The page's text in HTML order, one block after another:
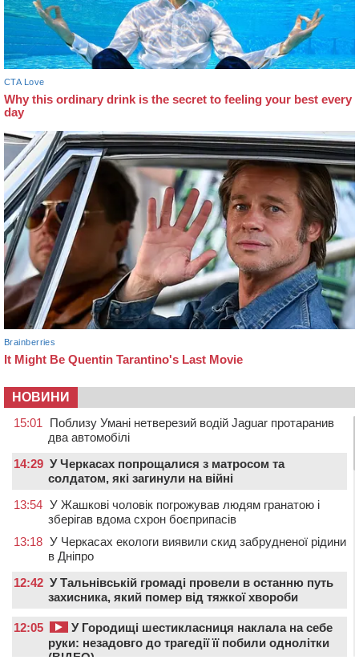
НОВИНИ
15:01
Поблизу Умані нетверезий водій Jaguar протаранив
два автомобілі
14:29 У Черкасах попрощалися з матросом та
солдатом, які загинули на війні
13:54 У Жашкові чоловік погрожував людям гранатою і
зберігав вдома схрон боєприпасів
13:18 У Черкасах екологи виявили скид забрудненої рідини
в Дніпро
12:42 У Тальнівській громаді провели в останню путь
захисника, який помер від тяжкої хвороби
12:05
У Городищі шестикласниця наклала на себе
руки: незадовго до трагедії її побили однолітки
(ВІДЕО)